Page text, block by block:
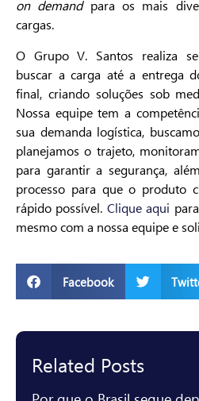
on demandpara os mais
cargas.
O Grupo V. Santos realiza
buscar a carga até a entrega
final, criando soluções sob
Nossa equipe tem a
sua demanda logística,
planejamos o trajeto,
para garantir a segurança,
processo para que o produto
rápido possível. Clique aqui
mesmo com a nossa equipe e
Facebook
Related Posts